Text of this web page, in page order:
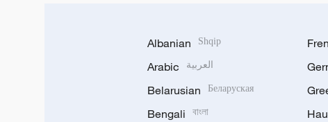
Albanian Shqip
Arabic العربية
Belarusian Беларуская
Bengali বাংলা